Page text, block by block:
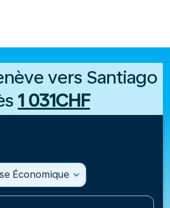
vers Santiago
1 031CHF
Économique expand_more